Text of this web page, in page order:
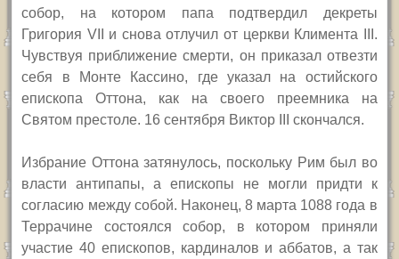
собор, на котором папа подтвердил декреты
Григория VII и снова отлучил от церкви Климента
III.
Чувствуя приближение смерти, он приказал отвезти
себя в Монте Кассино, где указал на остийского
епископа Оттона, как на своего преемника на
Святом престоле. 16 сентября Виктор
IIIскончался.
Избрание Оттона затянулось, поскольку Рим был во
власти антипапы, а епископы не могли придти к
согласию между собой. Наконец, 8 марта 1088 года в
Террачине состоялся собор, в котором приняли
участие 40 епископов, кардиналов и аббатов, а так